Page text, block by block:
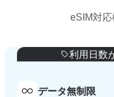
eSIM対
利用日数
データ無制限